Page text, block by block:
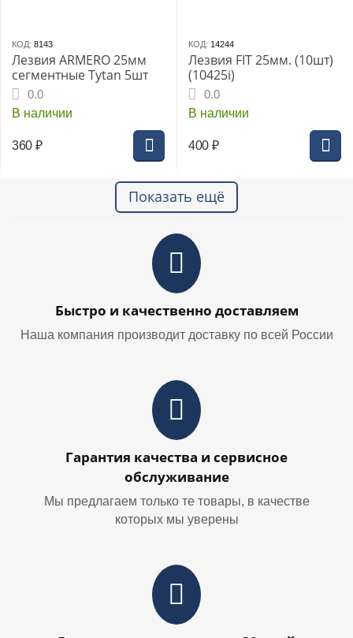
КОД: 8143
Лезвия ARMERO 25мм
сегментные Tytan 5шт
0.0
В наличии
360 ₽
КОД: 14244
Лезвия FIT 25мм. (10шт)
(10425i)
0.0
В наличии
400 ₽
Показать ещё
Быстро и качественно доставляем
Наша компания производит доставку по всей России
Гарантия качества и сервисное
обслуживание
Мы предлагаем только те товары, в качестве
которых мы уверены